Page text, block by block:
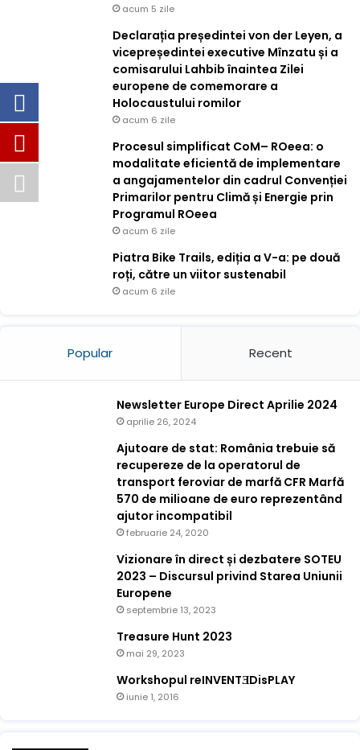
acum 5 zile
Declarația președintei von der Leyen, a
vicepreședintei executive Mînzatu și a
comisarului Lahbib înaintea Zilei
europene de comemorare a
Holocaustului romilor
acum 6 zile
Procesul simplificat CoM– ROeea: o
modalitate eficientă de implementare
a angajamentelor din cadrul Convenției
Primarilor pentru Climă și Energie prin
Programul ROeea
acum 6 zile
Piatra Bike Trails, ediția a V-a: pe două
roți, către un viitor sustenabil
acum 6 zile
Popular Recent
Newsletter Europe Direct Aprilie 2024
aprilie 26, 2024
Ajutoare de stat: România trebuie să
recupereze de la operatorul de
transport feroviar de marfă CFR Marfă
570 de milioane de euro reprezentând
ajutor incompatibil
februarie 24, 2020
Vizionare în direct și dezbatere SOTEU
2023 – Discursul privind Starea Uniunii
Europene
septembrie 13, 2023
Treasure Hunt 2023
mai 29, 2023
Workshopul reINVENTƎDisPLAY
iunie 1, 2016